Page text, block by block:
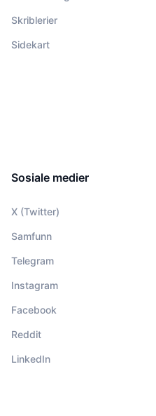
Skriblerier
Sidekart
Sosiale medier
X (Twitter)
Samfunn
Telegram
Instagram
Facebook
Reddit
LinkedIn